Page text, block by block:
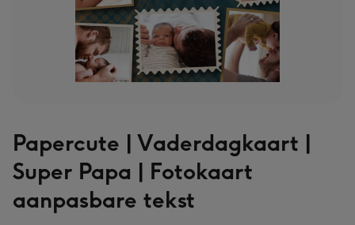
Papercute | Vaderdagkaart |
Super Papa | Fotokaart
aanpasbare tekst